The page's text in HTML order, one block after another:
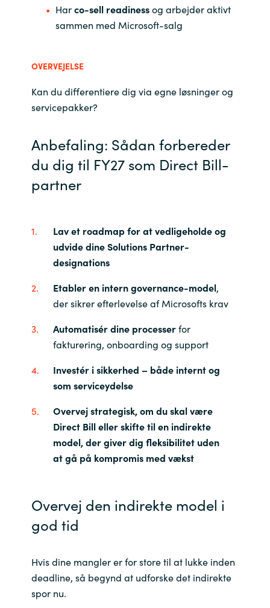
Harco-sell readinessog arbejder aktivt
sammen med Microsoft-salg
OVERVEJELSE
Kan du differentiere dig via egne løsninger og
servicepakker?
Anbefaling: Sådan forbereder
du dig til FY27 som Direct Bill-
partner
Lav et roadmap for at vedligeholde og
udvide dine Solutions Partner-
designations
Etabler en intern governance-model,
der sikrer efterlevelse af Microsofts krav
Automatisér dine processerfor
fakturering, onboarding og support
Investér i sikkerhed – både internt og
som serviceydelse
Overvej strategisk, om du skal være
Direct Bill eller skifte til en indirekte
model, der giver dig fleksibilitet uden
at gå på kompromis med vækst
Overvej den indirekte model i
god tid
Hvis dine mangler er for store til at lukke inden
deadline, så begynd at udforske det indirekte
spor nu.